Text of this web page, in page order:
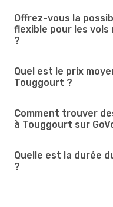
Offrez-vous la
flexible pour les
?
Quel est le prix
Touggourt ?
Comment trouver
à Touggourt sur
Quelle est la durée
?